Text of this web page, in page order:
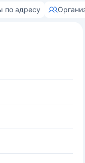
по адресу